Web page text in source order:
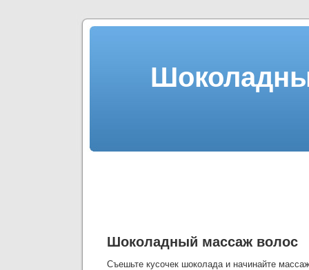
Шоколадный массаж волос
Съешьте кусочек шоколада и начинайте